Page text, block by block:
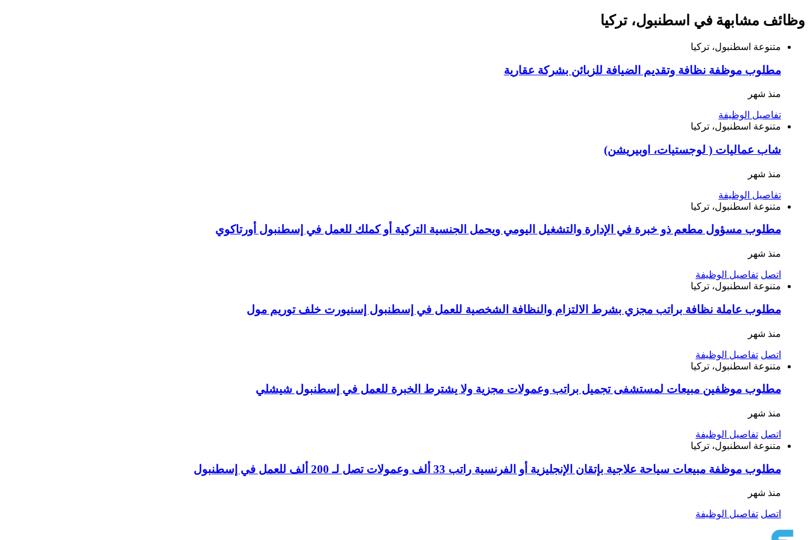
وظائف مشابهة في اسطنبول، تركيا
متنوعة اسطنبول، تركيا
مطلوب موظفة نظافة وتقديم الضيافة للزبائن بشركة عقارية
منذ شهر
تفاصيل الوظيفة
متنوعة اسطنبول، تركيا
شاب عماليات ( لوجستيات، اوبيريشن)
منذ شهر
تفاصيل الوظيفة
متنوعة اسطنبول، تركيا
مطلوب مسؤول مطعم ذو خبرة في الإدارة والتشغيل اليومي ويحمل الجنسية التركية أو كملك للعمل في إسطنبول أورتاكوي
منذ شهر
اتصل تفاصيل الوظيفة
متنوعة اسطنبول، تركيا
مطلوب عاملة نظافة براتب مجزي بشرط الالتزام والنظافة الشخصية للعمل في إسطنبول إسنيورت خلف توريم مول
منذ شهر
اتصل تفاصيل الوظيفة
متنوعة اسطنبول، تركيا
مطلوب موظفين مبيعات لمستشفى تجميل براتب وعمولات مجزية ولا يشترط الخبرة للعمل في إسطنبول شيشلي
منذ شهر
اتصل تفاصيل الوظيفة
متنوعة اسطنبول، تركيا
مطلوب موظفة مبيعات سياحة علاجية بإتقان الإنجليزية أو الفرنسية راتب 33 ألف وعمولات تصل لـ 200 ألف للعمل في إسطنبول
منذ شهر
اتصل تفاصيل الوظيفة